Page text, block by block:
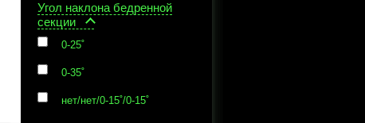
Угол наклона бедренной
секции
0-25˚
0-35˚
нет/нет/0-15˚/0-15˚